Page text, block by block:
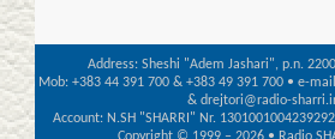
Address: Sheshi "Adem Jashari", p.n.
Mob: +383 44 391 700 & +383 49 391 700 • e-
& drejtori@radio-
Account: N.SH "SHARRI" Nr.